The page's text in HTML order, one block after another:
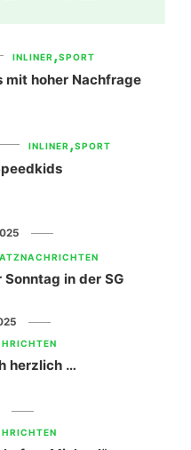
INLINER SPORT
mit hoher Nachfrage
INLINER SPORT
in der SG
herzlich …